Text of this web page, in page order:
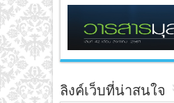
ลิงค์เว็บที่น่าสนใจ